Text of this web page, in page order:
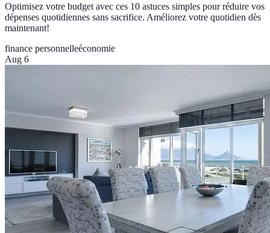
Optimisez votre budget avec ces 10 astuces simples pour réduire vos
dépenses quotidiennes sans sacrifice. Améliorez votre quotidien dès
maintenant!
finance personnelleéconomie
Aug 6